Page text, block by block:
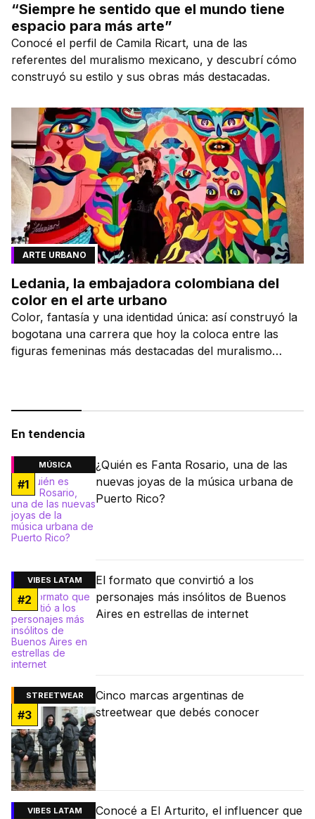
“Siempre he sentido que el mundo tiene
espacio para más arte”
Conocé el perfil de Camila Ricart, una de las
referentes del muralismo mexicano, y descubrí cómo
construyó su estilo y sus obras más destacadas.
ARTE URBANO
Ledania, la embajadora colombiana del
color en el arte urbano
Color, fantasía y una identidad única: así construyó la
bogotana una carrera que hoy la coloca entre las
figuras femeninas más destacadas del muralismo
En tendencia
MÚSICA
#1
¿Quién es Fanta Rosario, una de las
nuevas joyas de la música urbana de
Puerto Rico?
VIBES LATAM
#2
El formato que convirtió a los
personajes más insólitos de Buenos
Aires en estrellas de internet
STREETWEAR
#3
Cinco marcas argentinas de
streetwear que debés conocer
VIBES LATAM
Conocé a El Arturito, el influencer que